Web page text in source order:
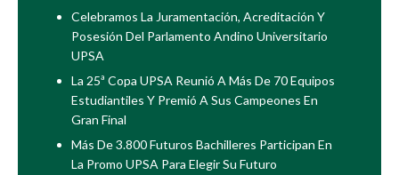
Celebramos La Juramentación, Acreditación Y
Posesión Del Parlamento Andino Universitario
UPSA
La 25ª Copa UPSA Reunió A Más De 70 Equipos
Estudiantiles Y Premió A Sus Campeones En
Gran Final
Más De 3.800 Futuros Bachilleres Participan En
La Promo UPSA Para Elegir Su Futuro